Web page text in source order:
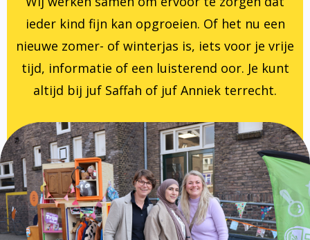
ieder kind fijn kan opgroeien. Of het nu een
nieuwe zomer- of winterjas is, iets voor je vrije
tijd, informatie of een luisterend oor. Je kunt
altijd bij juf Saffah of juf Anniek terrecht.